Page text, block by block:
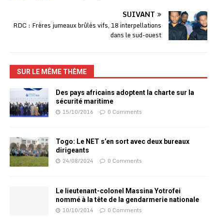
SUIVANT
RDC : Frères jumeaux brûlés vifs, 18 interpellations
dans le sud-ouest
SUR LE MÊME THÈME
Des pays africains adoptent la charte sur la
sécurité maritime
15/10/2016 0 Comments
Togo: Le NET s’en sort avec deux bureaux
dirigeants
24/08/2024 0 Comments
Le lieutenant-colonel Massina Yotrofei
nommé à la tête de la gendarmerie nationale
10/10/2014 0 Comments